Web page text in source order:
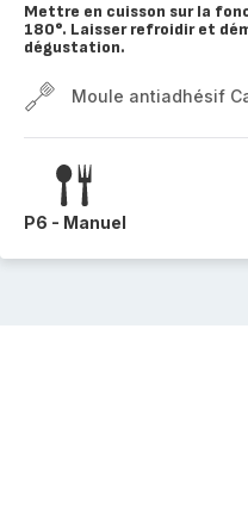
Mettre en cuisson sur la
180°. Laisser refroidir et
dégustation.
Moule antiadhésif
P6 - Manuel